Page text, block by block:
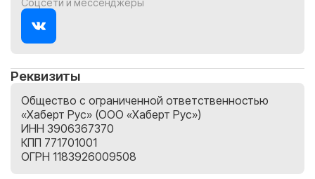
Соцсети и мессенджеры
Реквизиты
Общество с ограниченной ответственностью
«Хаберт Рус» (ООО «Хаберт Рус»)
ИНН 3906367370
КПП 771701001
ОГРН 1183926009508